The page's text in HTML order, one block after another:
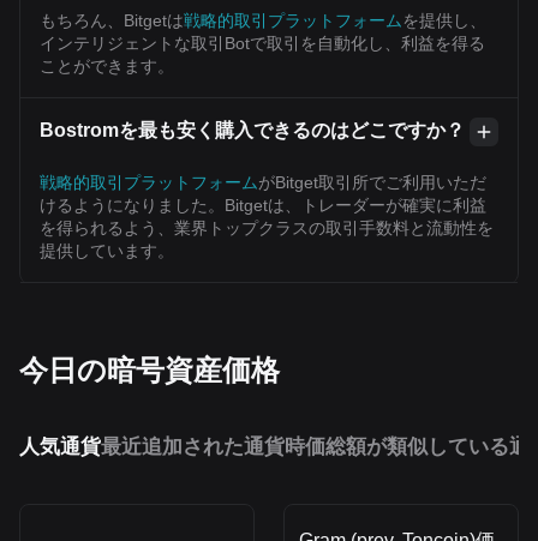
もちろん、Bitgetは戦略的取引プラットフォーム を提供し、
インテリジェントな取引Botで取引を自動化し、利益を得る
ことができます。
Bostromを最も安く購入できるのはどこですか？
戦略的取引プラットフォームがBitget取引所でご利用いただ
けるようになりました。Bitgetは、トレーダーが確実に利益
を得られるよう、業界トップクラスの取引手数料と流動性を
提供しています。
今日の暗号資産価格
人気通貨最近追加された通貨時価総額が類似している通